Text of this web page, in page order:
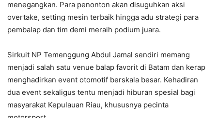
menegangkan. Para penonton akan disuguhkan aksi
overtake, setting mesin terbaik hingga adu strategi para
pembalap dan tim demi meraih podium juara.
Sirkuit NP Temenggung Abdul Jamal sendiri memang
menjadi salah satu venue balap favorit di Batam dan kerap
menghadirkan event otomotif berskala besar. Kehadiran
dua event sekaligus tentu menjadi hiburan spesial bagi
masyarakat Kepulauan Riau, khususnya pecinta